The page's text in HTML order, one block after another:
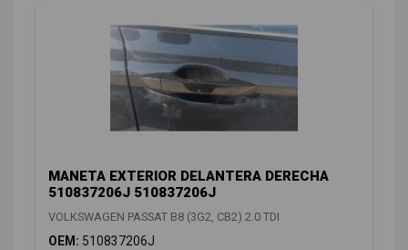
MANETA EXTERIOR DELANTERA DERECHA
510837206J 510837206J
VOLKSWAGEN PASSAT B8 (3G2, CB2) 2.0 TDI
OEM: 510837206J